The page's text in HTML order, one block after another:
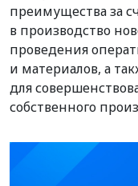
преимущества за
в производство
проведения
и материалов, а
для
собственного